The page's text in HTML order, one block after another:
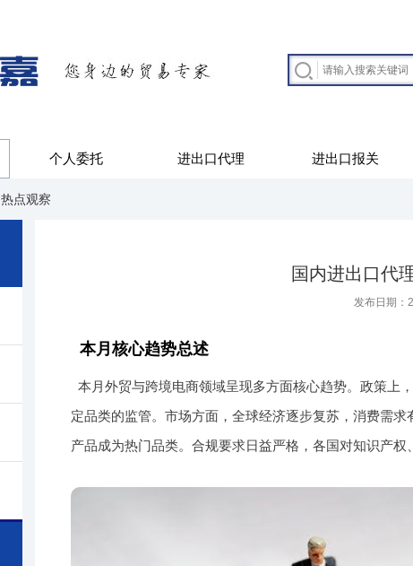
个人委托 进出口代理 进出口报关
热点观察
国内进出口代
发布日期：
本月核心趋势总述
本月外贸与跨境电商领域呈现多方面核心趋势。政策上
定品类的监管。市场方面，全球经济逐步复苏，消费需
产品成为热门品类。合规要求日益严格，各国对知识产权